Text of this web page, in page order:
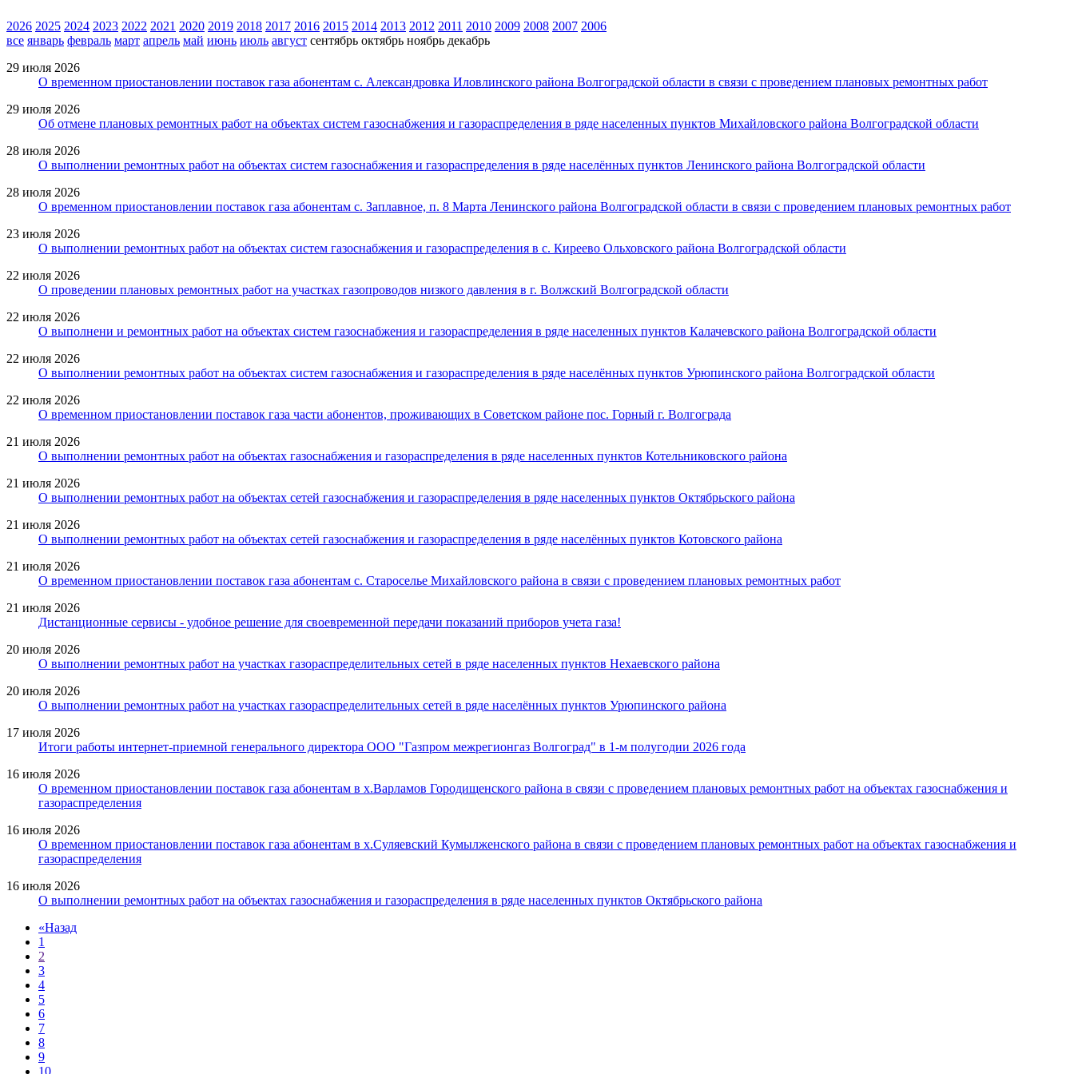
2026 2025 2024 2023 2022 2021 2020 2019 2018 2017 2016 2015 2014 2013 2012 2011 2010 2009 2008 2007 2006
все январь февраль март апрель май июнь июль август сентябрь октябрь ноябрь декабрь
29 июля 2026
О временном приостановлении поставок газа абонентам с. Александровка Иловлинского района Волгоградской области в связи с проведением плановых ремонтных работ
29 июля 2026
Об отмене плановых ремонтных работ на объектах систем газоснабжения и газораспределения в ряде населенных пунктов Михайловского района Волгоградской области
28 июля 2026
О выполнении ремонтных работ на объектах систем газоснабжения и газораспределения в ряде населённых пунктов Ленинского района Волгоградской области
28 июля 2026
О временном приостановлении поставок газа абонентам с. Заплавное, п. 8 Марта Ленинского района Волгоградской области в связи с проведением плановых ремонтных работ
23 июля 2026
О выполнении ремонтных работ на объектах систем газоснабжения и газораспределения в с. Киреево Ольховского района Волгоградской области
22 июля 2026
О проведении плановых ремонтных работ на участках газопроводов низкого давления в г. Волжский Волгоградской области
22 июля 2026
О выполнени и ремонтных работ на объектах систем газоснабжения и газораспределения в ряде населенных пунктов Калачевского района Волгоградской области
22 июля 2026
О выполнении ремонтных работ на объектах систем газоснабжения и газораспределения в ряде населённых пунктов Урюпинского района Волгоградской области
22 июля 2026
О временном приостановлении поставок газа части абонентов, проживающих в Советском районе пос. Горный г. Волгограда
21 июля 2026
О выполнении ремонтных работ на объектах газоснабжения и газораспределения в ряде населенных пунктов Котельниковского района
21 июля 2026
О выполнении ремонтных работ на объектах сетей газоснабжения и газораспределения в ряде населенных пунктов Октябрьского района
21 июля 2026
О выполнении ремонтных работ на объектах сетей газоснабжения и газораспределения в ряде населённых пунктов Котовского района
21 июля 2026
О временном приостановлении поставок газа абонентам с. Староселье Михайловского района в связи с проведением плановых ремонтных работ
21 июля 2026
Дистанционные сервисы - удобное решение для своевременной передачи показаний приборов учета газа!
20 июля 2026
О выполнении ремонтных работ на участках газораспределительных сетей в ряде населенных пунктов Нехаевского района
20 июля 2026
О выполнении ремонтных работ на участках газораспределительных сетей в ряде населённых пунктов Урюпинского района
17 июля 2026
Итоги работы интернет-приемной генерального директора ООО "Газпром межрегионгаз Волгоград" в 1-м полугодии 2026 года
16 июля 2026
О временном приостановлении поставок газа абонентам в х.Варламов Городищенского района в связи с проведением плановых ремонтных работ на объектах газоснабжения и
газораспределения
16 июля 2026
О временном приостановлении поставок газа абонентам в х.Суляевский Кумылженского района в связи с проведением плановых ремонтных работ на объектах газоснабжения и
газораспределения
16 июля 2026
О выполнении ремонтных работ на объектах газоснабжения и газораспределения в ряде населенных пунктов Октябрьского района
«Назад
1
2
3
4
5
6
7
8
9
10